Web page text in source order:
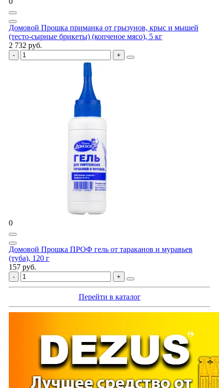
Домовой Прошка приманка от грызунов, крыс и мышей
(тесто-сырные брикеты) (копченое мясо), 5 кг
2 732 руб.
0
Домовой Прошка ПРОФ гель от тараканов и муравьев
(туба), 120 г
157 руб.
Перейти в каталог